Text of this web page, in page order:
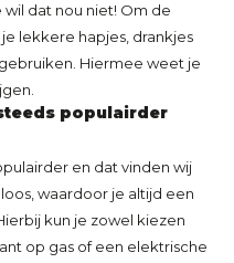
wil dat nou niet! Om de
lekkere hapjes, drankjes
Hiermee weet je
populairder
en dat vinden wij
waardoor je altijd een
kun je zowel kiezen
op gas of een elektrische